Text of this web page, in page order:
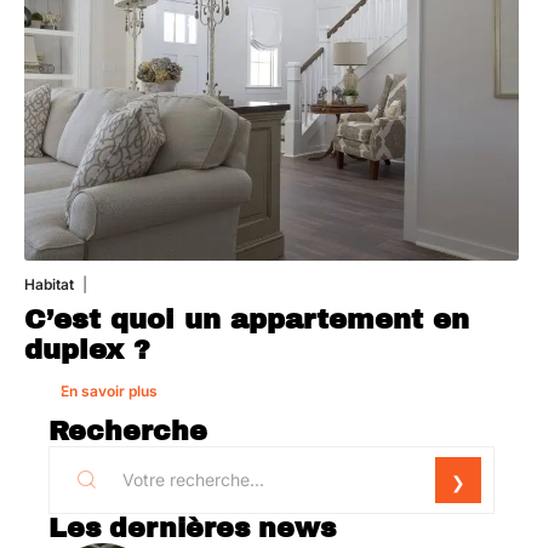
Habitat
C’est quoi un appartement en
duplex ?
En savoir plus
Recherche
Les dernières news